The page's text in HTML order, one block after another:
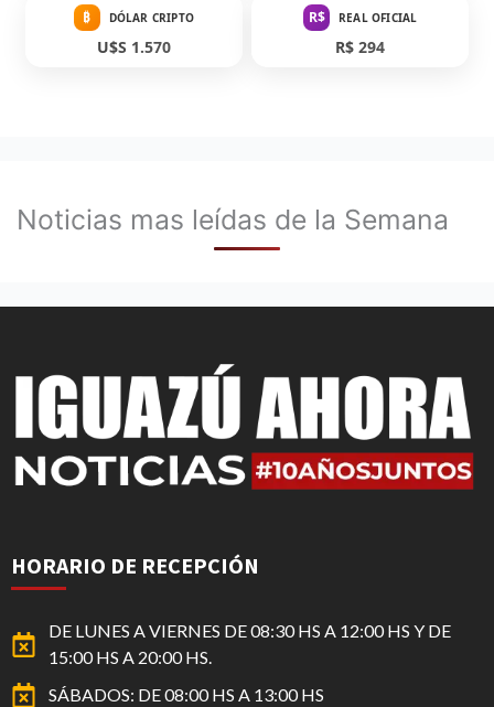
₿ DÓLAR CRIPTO
U$S 1.570
R$ REAL OFICIAL
R$ 294
Noticias mas leídas de la Semana
HORARIO DE RECEPCIÓN
DE LUNES A VIERNES DE 08:30 HS A 12:00 HS Y DE
15:00 HS A 20:00 HS.
SÁBADOS: DE 08:00 HS A 13:00 HS